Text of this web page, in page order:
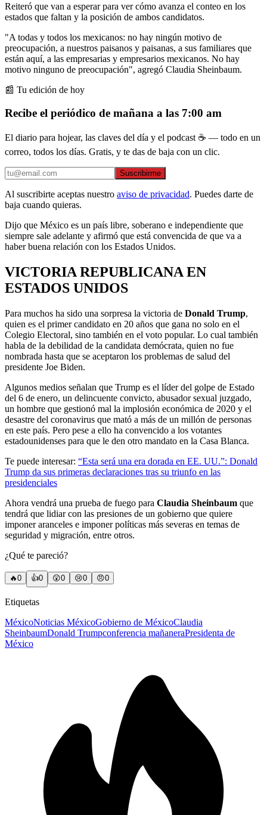
Reiteró que van a esperar para ver cómo avanza el conteo en los
estados que faltan y la posición de ambos candidatos.
"A todas y todos los mexicanos: no hay ningún motivo de
preocupación, a nuestros paisanos y paisanas, a sus familiares que
están aquí, a las empresarias y empresarios mexicanos. No hay
motivo ninguno de preocupación", agregó Claudia Sheinbaum.
📰 Tu edición de hoy
Recibe el periódico de mañana a las 7:00 am
El diario para hojear, las claves del día y el podcast ☕ — todo en un
correo, todos los días. Gratis, y te das de baja con un clic.
Suscribirme
Al suscribirte aceptas nuestro aviso de privacidad. Puedes darte de
baja cuando quieras.
Dijo que México es un país libre, soberano e independiente que
siempre sale adelante y afirmó que está convencida de que va a
haber buena relación con los Estados Unidos.
VICTORIA REPUBLICANA EN
ESTADOS UNIDOS
Para muchos ha sido una sorpresa la victoria de Donald Trump,
quien es el primer candidato en 20 años que gana no solo en el
Colegio Electoral, sino también en el voto popular. Lo cual también
habla de la debilidad de la candidata demócrata, quien no fue
nombrada hasta que se aceptaron los problemas de salud del
presidente Joe Biden.
Algunos medios señalan que Trump es el líder del golpe de Estado
del 6 de enero, un delincuente convicto, abusador sexual juzgado,
un hombre que gestionó mal la implosión económica de 2020 y el
desastre del coronavirus que mató a más de un millón de personas
en este país. Pero pese a ello ha convencido a los votantes
estadounidenses para que le den otro mandato en la Casa Blanca.
Te puede interesar: “Esta será una era dorada en EE. UU.”: Donald
Trump da sus primeras declaraciones tras su triunfo en las
presidenciales
Ahora vendrá una prueba de fuego para Claudia Sheinbaum que
tendrá que lidiar con las presiones de un gobierno que quiere
imponer aranceles e imponer políticas más severas en temas de
seguridad y migración, entre otros.
¿Qué te pareció?
🔥0 👍0 😲0 😢0 😠0
Etiquetas
MéxicoNoticias MéxicoGobierno de MéxicoClaudia
SheinbaumDonald Trumpconferencia mañaneraPresidenta de
México